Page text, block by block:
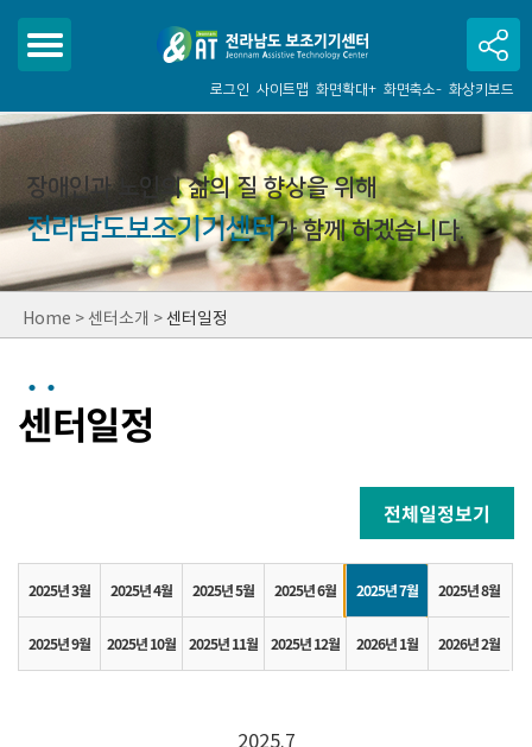
로그인 사이트맵 화면확대+ 화면축소- 화상키보드
장애인과 노인의 삶의 질 향상을 위해
전라남도보조기기센터가 함께 하겠습니다.
Home > 센터소개 >센터일정
센터일정
전체일정보기
2025년 3월 2025년 4월 2025년 5월 2025년 6월 2025년 7월 2025년 8월
2025년 9월 2025년 10월 2025년 11월 2025년 12월 2026년 1월 2026년 2월
2025.7